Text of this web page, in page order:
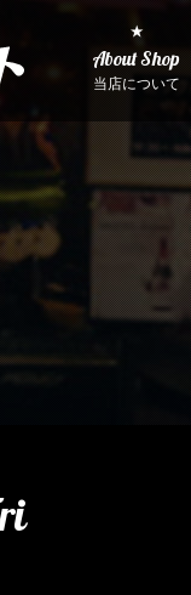
★
About Shop
当店について